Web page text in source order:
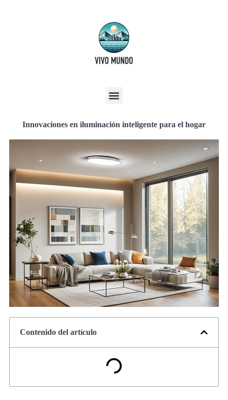
Innovaciones en iluminación inteligente para el hogar
Contenido del artículo